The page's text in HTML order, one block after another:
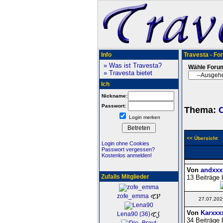
Info
» Was ist Travesta?
» Travesta bietet
Ich
Nickname:
Passwort:
Login merken
Login ohne Cookies
Passwort vergessen?
Kostenlos anmelden!
Zufalls Mitglieder
zofe_emma
Lena90 (36)
Travesta -
Wähle
Thema:
<< Übersicht
Von
13 Beiträge
Von
34 Beiträge